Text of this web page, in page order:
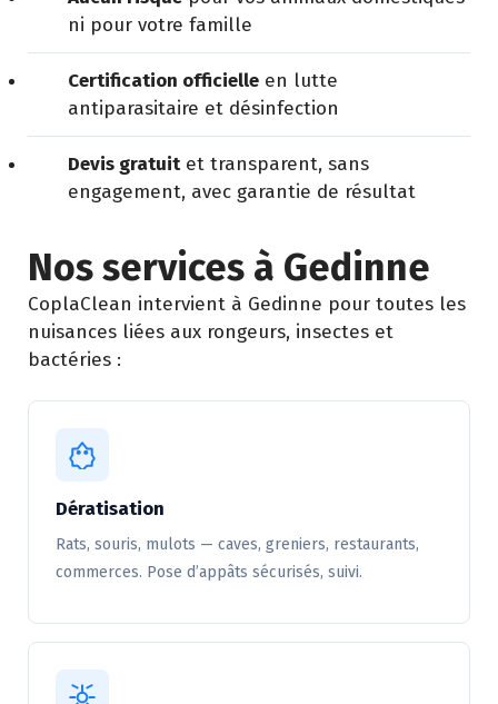
ni pour votre famille
Certification officielle en lutte
antiparasitaire et désinfection
Devis gratuitet transparent, sans
engagement, avec garantie de résultat
Nos services à Gedinne
CoplaClean intervient à Gedinne pour toutes les
nuisances liées aux rongeurs, insectes et
bactéries :
Dératisation
Rats, souris, mulots — caves, greniers, restaurants,
commerces. Pose d’appâts sécurisés, suivi.